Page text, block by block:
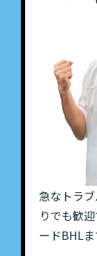
急なトラ
りでも歓
ードBHL